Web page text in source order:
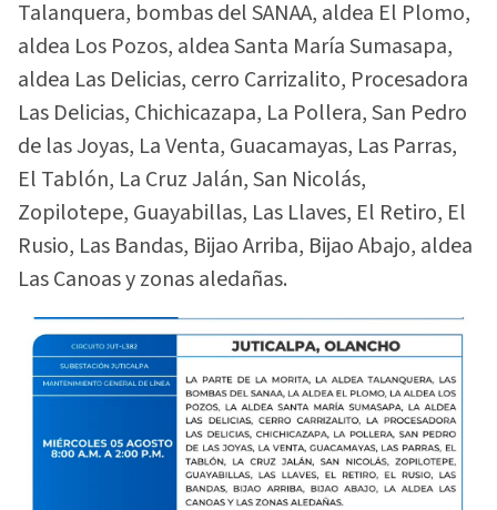
Talanquera, bombas del SANAA, aldea El Plomo,
aldea Los Pozos, aldea Santa María Sumasapa,
aldea Las Delicias, cerro Carrizalito, Procesadora
Las Delicias, Chichicazapa, La Pollera, San Pedro
de las Joyas, La Venta, Guacamayas, Las Parras,
El Tablón, La Cruz Jalán, San Nicolás,
Zopilotepe, Guayabillas, Las Llaves, El Retiro, El
Rusio, Las Bandas, Bijao Arriba, Bijao Abajo, aldea
Las Canoas y zonas aledañas.